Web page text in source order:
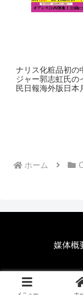
ナリス化粧品初の
ジャー郭志虹氏の
民日報海外版日本
ホーム
媒体概